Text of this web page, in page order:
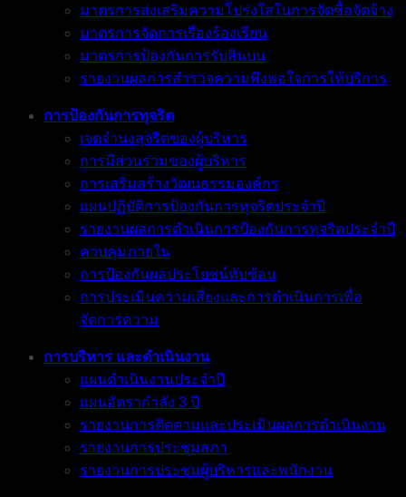
มาตรการส่งเสริมความโปร่งใสในการจัดซื้อจัดจ้าง
มาตรการจัดการเรื่องร้องเรียน
มาตรการป้องกันการรับสินบน
รายงานผลการสำรวจความพึงพอใจการให้บริการ
การป้องกันการทุจริต
เจตจำนงสุจริตของผู้บริหาร
การมีส่วนร่วมของผู้บริหาร
การเสริมสร้างวัฒนธรรมองค์กร
แผนปฏิบัติการป้องกันการทุจริตประจำปี
รายงานผลการดำเนินการป้องกันการทุจริตประจำปี
ควบคุมภายใน
การป้องกันผลประโยชน์ทับซ้อน
การประเมินความเสี่ยงและการดำเนินการเพื่อ
จัดการความ
การบริหาร และดำเนินงาน
แผนดำเนินงานประจำปี
แผนอัตรากำลัง 3 ปี
รายงานการติดตามและประเมินผลการดำเนินงาน
รายงานการประชุมสภา
รายงานการประชุมผู้บริหารและพนักงาน